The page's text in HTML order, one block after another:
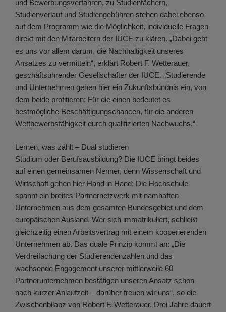
und Bewerbungsverfahren, zu Studienfächern,
Studienverlauf und Studiengebühren stehen dabei ebenso
auf dem Programm wie die Möglichkeit, individuelle Fragen
direkt mit den Mitarbeitern der IUCE zu klären. „Dabei geht
es uns vor allem darum, die Nachhaltigkeit unseres
Ansatzes zu vermitteln“, erklärt Robert F. Wetterauer,
geschäftsührender Gesellschafter der IUCE. „Studierende
und Unternehmen gehen hier ein Zukunftsbündnis ein, von
dem beide profitieren: Für die einen bedeutet es
bestmögliche Beschäftigungschancen, für die anderen
Wettbewerbsfähigkeit durch qualifizierten Nachwuchs.“
Lernen, was zählt – Dual studieren
Studium oder Berufsausbildung? Die IUCE bringt beides
auf einen gemeinsamen Nenner, denn Wissenschaft und
Wirtschaft gehen hier Hand in Hand: Die Hochschule
spannt ein breites Partnernetzwerk mit namhaften
Unternehmen aus dem gesamten Bundesgebiet und dem
europäischen Ausland. Wer sich immatrikuliert, schließt
gleichzeitig einen Arbeitsvertrag mit einem kooperierenden
Unternehmen ab. Das duale Prinzip kommt an: „Die
Verdreifachung der Studierendenzahlen und das
wachsende Engagement unserer mittlerweile 60
Partnerunternehmen bestätigen unseren Ansatz schon
nach kurzer Anlaufzeit – darüber freuen wir uns“, so die
Zwischenbilanz von Robert F. Wetterauer. Drei Jahre dauert